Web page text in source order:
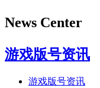
News Center
游戏版号资讯
游戏版号资讯